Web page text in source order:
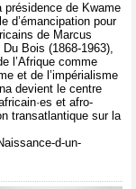
présidence de Kwame
d’émancipation pour
de Marcus
Bois (1868-1963),
l’Afrique comme
et de l’impérialisme
devient le centre
et afro-
transatlantique sur la
d-un-